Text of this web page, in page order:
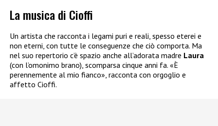
La musica di Cioffi
Un artista che racconta i legami puri e reali, spesso eterei e
non eterni, con tutte le conseguenze che ciò comporta. Ma
nel suo repertorio c’è spazio anche all’adorata madre Laura
(con l’omonimo brano), scomparsa cinque anni fa. «È
perennemente al mio fianco», racconta con orgoglio e
affetto Cioffi.